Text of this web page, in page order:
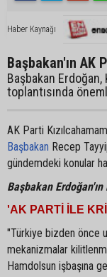
Haber Kaynağı
Başbakan'ın AK
Başbakan
toplantısında
AK Parti
Başbakan Recep
gündemdeki konular
Başbakan
'AK PARTİ İLE
"Türkiye bizden önce
mekanizmalar
Hamdolsun işbaşına